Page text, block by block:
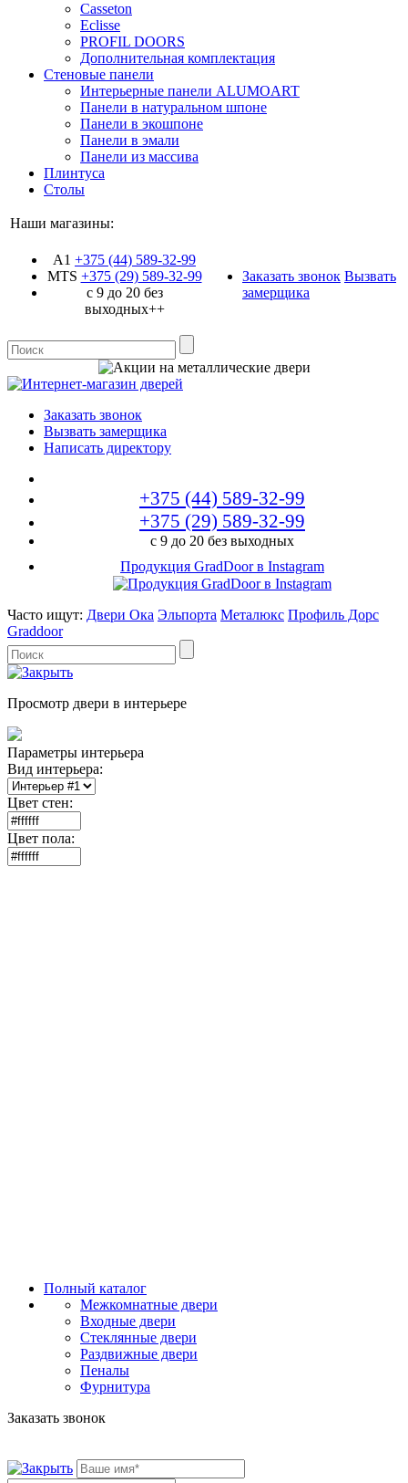
Casseton
Eclisse
PROFIL DOORS
Дополнительная комплектация
Стеновые панели
Интерьерные панели ALUMOART
Панели в натуральном шпоне
Панели в экошпоне
Панели в эмали
Панели из массива
Плинтуса
Столы
Наши магазины:
A1 +375 (44) 589-32-99
MTS +375 (29)589-32-99
с 9 до 20 без
выходных++
Заказать звонок Вызвать
замерщика
Заказать звонок
Вызвать замерщика
Написать директору
+375 (44) 589-32-99
+375 (29) 589-32-99
с 9 до 20 без выходных
Продукция GradDoor в Instagram
Часто ищут: Двери Ока Эльпорта Металюкс Профиль Дорс
Graddoor
Просмотр двери в интерьере
Параметры интерьера
Вид интерьера:
Цвет стен:
Цвет пола:
Полный каталог
Межкомнатные двери
Входные двери
Стеклянные двери
Раздвижные двери
Пеналы
Фурнитура
Заказать звонок